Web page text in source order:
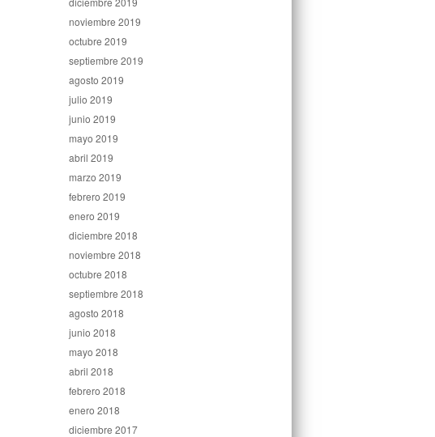
noviembre 2019
octubre 2019
septiembre 2019
agosto 2019
julio 2019
junio 2019
mayo 2019
abril 2019
marzo 2019
febrero 2019
enero 2019
diciembre 2018
noviembre 2018
octubre 2018
septiembre 2018
agosto 2018
junio 2018
mayo 2018
abril 2018
febrero 2018
enero 2018
diciembre 2017